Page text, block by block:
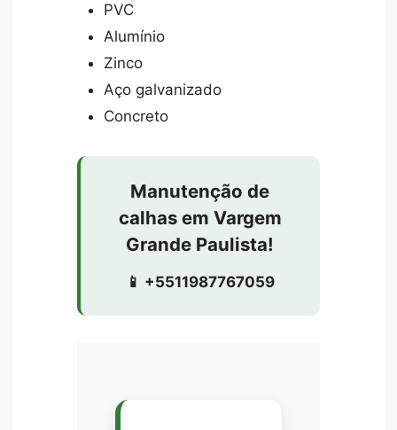
PVC
Alumínio
Zinco
Aço galvanizado
Concreto
Manutenção de
calhas em Vargem
Grande Paulista!
📱 +5511987767059